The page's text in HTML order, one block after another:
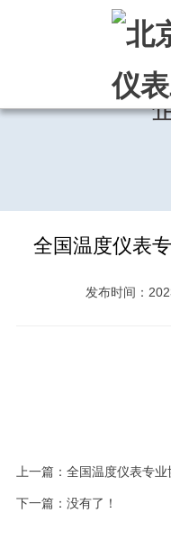
全国温度仪表
发布时间：
上一篇： 全国温度仪表专
下一篇：没有了！